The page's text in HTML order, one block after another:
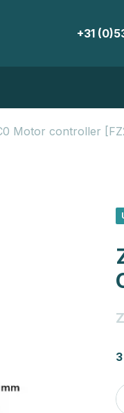
+31
Motor controller
3